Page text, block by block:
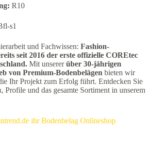
R10
s1
und Fachwissen: Fashion-
seit 2016 der erste offizielle COREtec
Mit unsererüber 30-jährigen
von Premium-Bodenbelägen bieten wir
Ihr Projekt zum Erfolg führt. Entdecken Sie
Profile und das gesamte Sortiment in unserem
ihr Bodenbelag Onlineshop